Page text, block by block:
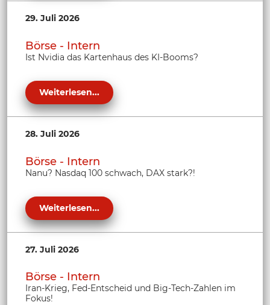
29. Juli 2026
Börse - Intern
Ist Nvidia das Kartenhaus des KI-Booms?
Weiterlesen...
28. Juli 2026
Börse - Intern
Nanu? Nasdaq 100 schwach, DAX stark?!
Weiterlesen...
27. Juli 2026
Börse - Intern
Iran-Krieg, Fed-Entscheid und Big-Tech-Zahlen im
Fokus!